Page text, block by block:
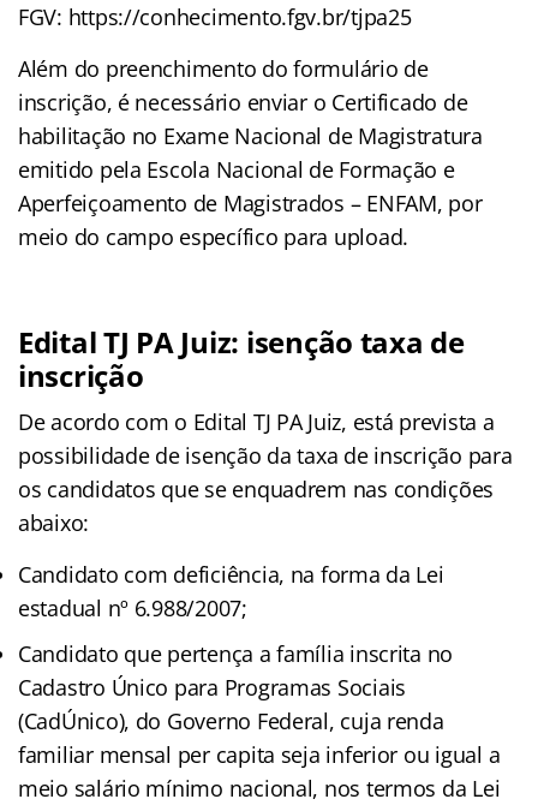
FGV: https://conhecimento.fgv.br/tjpa25
Além do preenchimento do formulário de
inscrição, é necessário enviar o Certificado de
habilitação no Exame Nacional de Magistratura
emitido pela Escola Nacional de Formação e
Aperfeiçoamento de Magistrados – ENFAM, por
meio do campo específico para upload.
Edital TJ PA Juiz: isenção taxa de
inscrição
De acordo com o Edital TJ PA Juiz, está prevista a
possibilidade de isenção da taxa de inscrição para
os candidatos que se enquadrem nas condições
abaixo:
Candidato com deficiência, na forma da Lei
estadual nº 6.988/2007;
Candidato que pertença a família inscrita no
Cadastro Único para Programas Sociais
(CadÚnico), do Governo Federal, cuja renda
familiar mensal per capita seja inferior ou igual a
meio salário mínimo nacional, nos termos da Lei